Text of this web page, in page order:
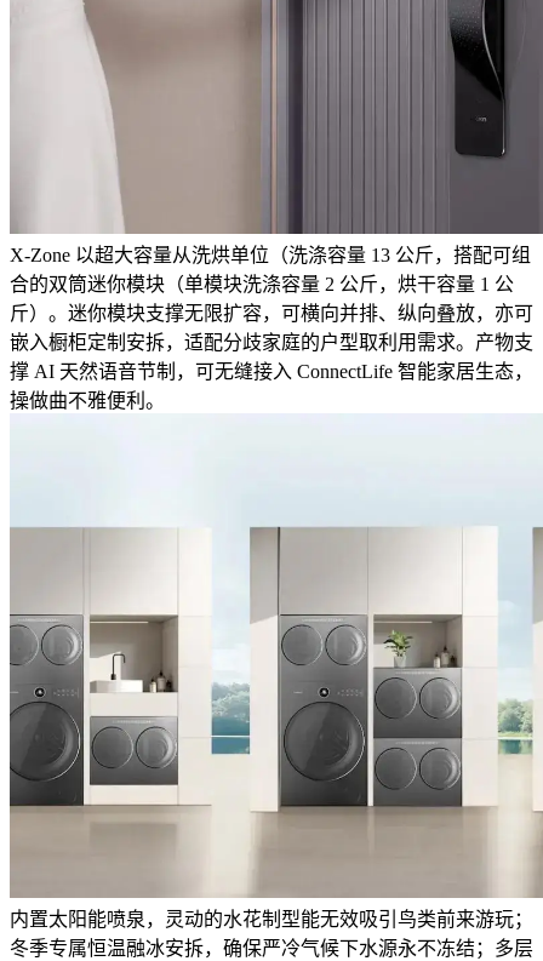
X-Zone 以超大容量从洗烘单位（洗涤容量 13 公斤，搭配可组
合的双筒迷你模块（单模块洗涤容量 2 公斤，烘干容量 1 公
斤）。迷你模块支撑无限扩容，可横向并排、纵向叠放，亦可
嵌入橱柜定制安拆，适配分歧家庭的户型取利用需求。产物支
撑 AI 天然语音节制，可无缝接入 ConnectLife 智能家居生态，
操做曲不雅便利。
内置太阳能喷泉，灵动的水花制型能无效吸引鸟类前来游玩；
冬季专属恒温融冰安拆，确保严冷气候下水源永不冻结；多层